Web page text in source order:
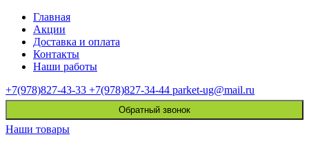
Главная
Акции
Доставка и оплата
Контакты
Наши работы
+7(978)827-43-33 +7(978)827-34-44 parket-ug@mail.ru
Обратный звонок
Наши товары